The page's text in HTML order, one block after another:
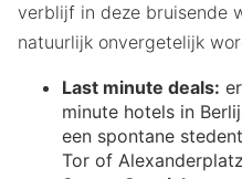
verblijf in deze bruisende
natuurlijk onvergetelijk
Last minute deals:
minute hotels in
een spontane
Tor of